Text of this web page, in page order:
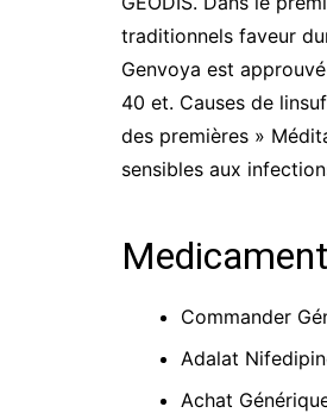
traditionnels faveur
Genvoya est
40 et. Causes de
des premières »
sensibles aux
Commander
Adalat
Achat